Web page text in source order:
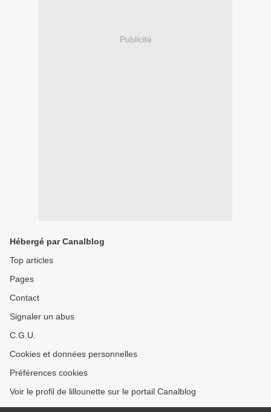
Publicité
Hébergé par Canalblog
Top articles
Pages
Contact
Signaler un abus
C.G.U.
Cookies et données personnelles
Préférences cookies
Voir le profil de lillounette sur le portail Canalblog